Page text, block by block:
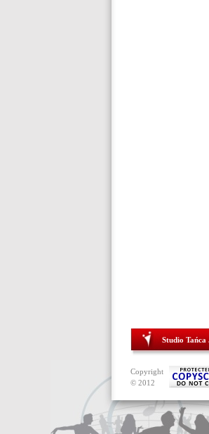
Studio Tańca
Copyright
© 2012